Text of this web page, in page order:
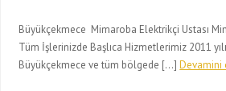
Büyükçekmece Mimaroba Elektrikçi Ustası
Tüm İşlerinizde Başlıca Hizmetlerimiz 2011
Büyükçekmece ve tüm bölgede […]Devamini